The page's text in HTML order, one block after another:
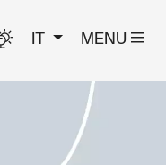
IT MENU